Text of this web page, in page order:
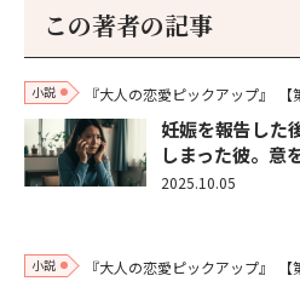
この著者の記事
小説 『大人の恋愛ピックアップ』
妊娠を報告した
しまった彼。意
2025.10.05
小説 『大人の恋愛ピックアップ』